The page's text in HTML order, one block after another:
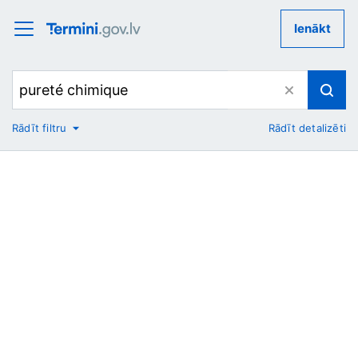
Ienākt
No
Rādīt filtru Rādīt detalizēti